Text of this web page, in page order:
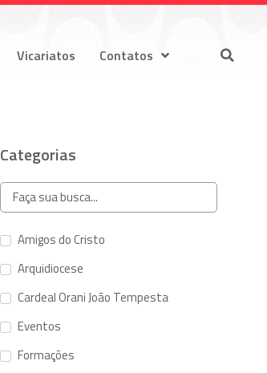
Vicariatos Contatos
Categorias
Amigos do Cristo
Arquidiocese
Cardeal Orani João Tempesta
Eventos
Formações